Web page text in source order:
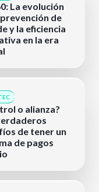
La evolución
de
y la eficiencia
en la era
o alianza?
de tener un
de pagos